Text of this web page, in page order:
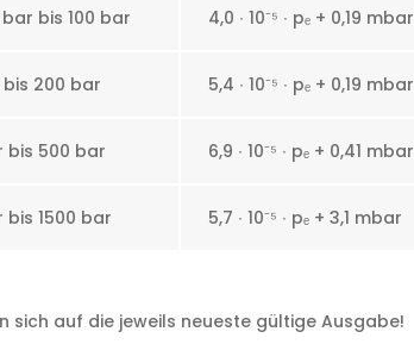
bar bis 100 bar 4,0 ∙ 10⁻⁵ ∙ pₑ + 0,19 mbar
bis 200 bar 5,4 ∙ 10⁻⁵ ∙ pₑ + 0,19 mbar
bis 500 bar 6,9 ∙ 10⁻⁵ ∙ pₑ + 0,41 mbar
bis 1500 bar 5,7 ∙ 10⁻⁵ ∙ pₑ + 3,1 mbar
sich auf die jeweils neueste gültige Ausgabe!